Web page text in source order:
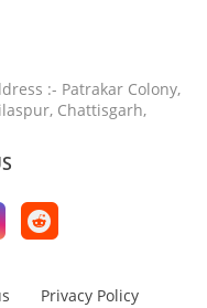
:- Patrakar Colony,
Chattisgarh,
Privacy Policy